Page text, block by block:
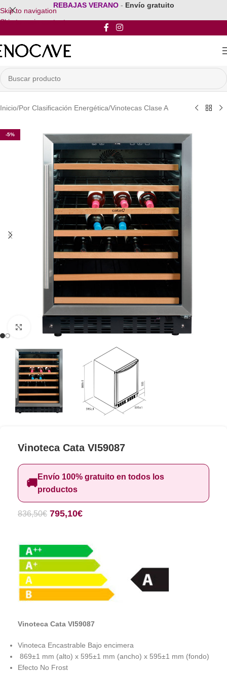
Skip to navigation
Skip to main content
REBAJAS VERANO - Envío gratuito
Inicio/Por Clasificación Energética/Vinotecas Clase A
-5%
Clic para ampliar
Vinoteca Cata VI59087
🚚Envío 100% gratuito en todos los
productos
836,50€ 795,10€
Vinoteca Cata VI59087
Vinoteca Encastrable Bajo encimera
869±1 mm (alto) x 595±1 mm (ancho) x 595±1 mm (fondo)
Efecto No Frost